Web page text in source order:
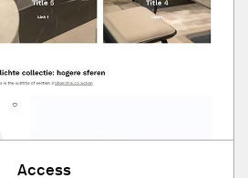
Access